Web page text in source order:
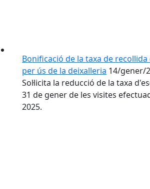
Bonificació de la taxa de
per ús de la deixalleria 14/gener/
Sol·licita la reducció de la taxa
31 de gener de les visites
2025.